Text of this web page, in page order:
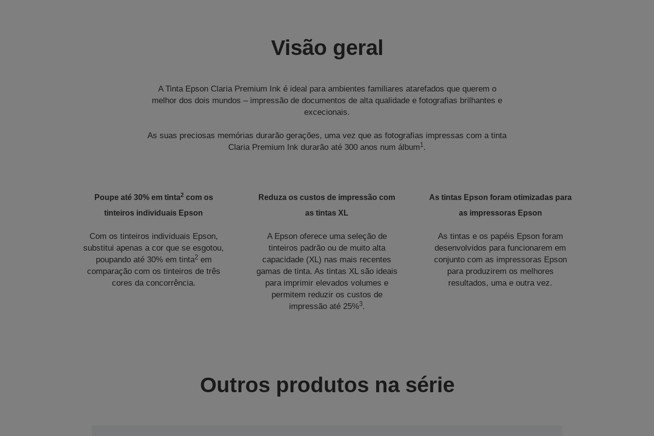
Visão geral
A Tinta Epson Claria Premium Ink é ideal para ambientes familiares atarefados que querem o
melhor dos dois mundos – impressão de documentos de alta qualidade e fotografias brilhantes e
excecionais.
As suas preciosas memórias durarão gerações, uma vez que as fotografias impressas com a tinta
Claria Premium Ink durarão até 300 anos num álbum1 .
Poupe até 30% em tinta2 com os
tinteiros individuais Epson
Com os tinteiros individuais Epson,
substitui apenas a cor que se esgotou,
poupando até 30% em tinta2em
comparação com os tinteiros de três
cores da concorrência.
Reduza os custos de impressão com
as tintas XL
A Epson oferece uma seleção de
tinteiros padrão ou de muito alta
capacidade (XL) nas mais recentes
gamas de tinta. As tintas XL são ideais
para imprimir elevados volumes e
permitem reduzir os custos de
impressão até 25%3.
As tintas Epson foram otimizadas para
as impressoras Epson
As tintas e os papéis Epson foram
desenvolvidos para funcionarem em
conjunto com as impressoras Epson
para produzirem os melhores
resultados, uma e outra vez.
Outros produtos na série